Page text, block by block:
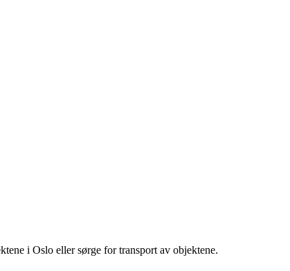
i Oslo eller sørge for transport av objektene.